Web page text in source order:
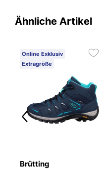
Ähnliche Artikel
Online Exklusiv
Extragröße
Brütting